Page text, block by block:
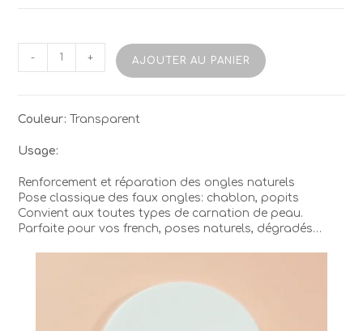
quantité
07
Transparent
- + AJOUTER AU PANIER
Couleur: Transparent
Usage:
Renforcement et réparation des ongles naturels
Pose classique des faux ongles: chablon, popits
Convient aux toutes types de carnation de peau.
Parfaite pour vos french, poses naturels, dégradés…